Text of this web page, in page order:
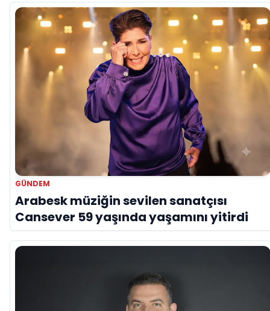
GÜNDEM
Arabesk müziğin sevilen sanatçısı
Cansever 59 yaşında yaşamını yitirdi